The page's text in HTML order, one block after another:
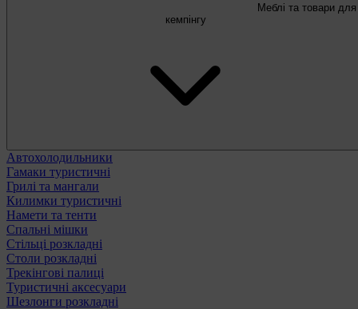
Меблі та товари для
кемпінгу
Автохолодильники
Гамаки туристичні
Грилі та мангали
Килимки туристичні
Намети та тенти
Спальні мішки
Стільці розкладні
Столи розкладні
Трекінгові палиці
Туристичні аксесуари
Шезлонги розкладні